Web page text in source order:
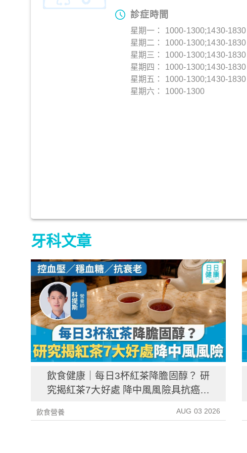
診症時間
星期一： 1000-1300;1430-1830
星期二： 1000-1300;1430-1830
星期三： 1000-1300;1430-1830
星期四： 1000-1300;1430-1830
星期五： 1000-1300;1430-1830
星期六： 1000-1300
牙科文章
飲食健康｜每日3杯紅茶降膽固醇？ 研
究揭紅茶7大好處 降中風風險具抗癌潛
飲食營養 AUG 03 2026